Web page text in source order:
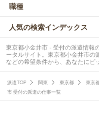
職種
人気の検索インデックス
東京都小金井市 - 受付の派遣情報
ータルサイト。東京都小金井市
などの希望条件から、あなたにピ
派遣TOP 関東 東京都 東京
市 受付の派遣の仕事一覧